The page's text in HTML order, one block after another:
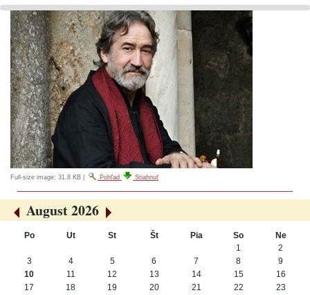
Full-size image: 31.8 KB Pohľad Stiahnuť
«
August 2026
»
Po Ut St Št Pia So
Ne
1
2
3
4 5 6 7 8
9
10
11 12 13 14 15
16
17
18 19 20 21 22
23